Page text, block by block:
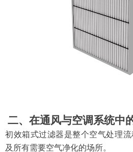
二、在通风与空调系统中
初效箱式过滤器是整个空气处理
及所有需要空气净化的场所。